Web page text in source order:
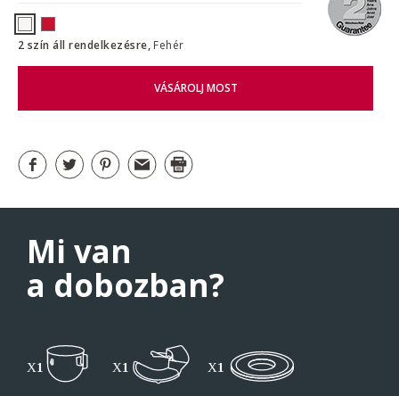
2 szín áll rendelkezésre, Fehér
VÁSÁROLJ MOST
Mi van
a dobozban?